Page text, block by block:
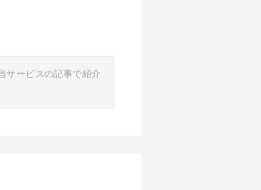
サービスの記事で紹介